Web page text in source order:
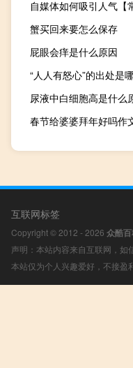
自媒体如何吸引人气【
蟹买回来要怎么保存
屁眼会痒是什么原因
“人人有怒心”的出处是
尿液中白细胞高是什么
春节给婆婆拜年好吗作
互联网标签
Copyright © 2012 - 2026 众酷
声明：本站内容来自互联网，
本站仅为个人兴趣爱好，不接盈